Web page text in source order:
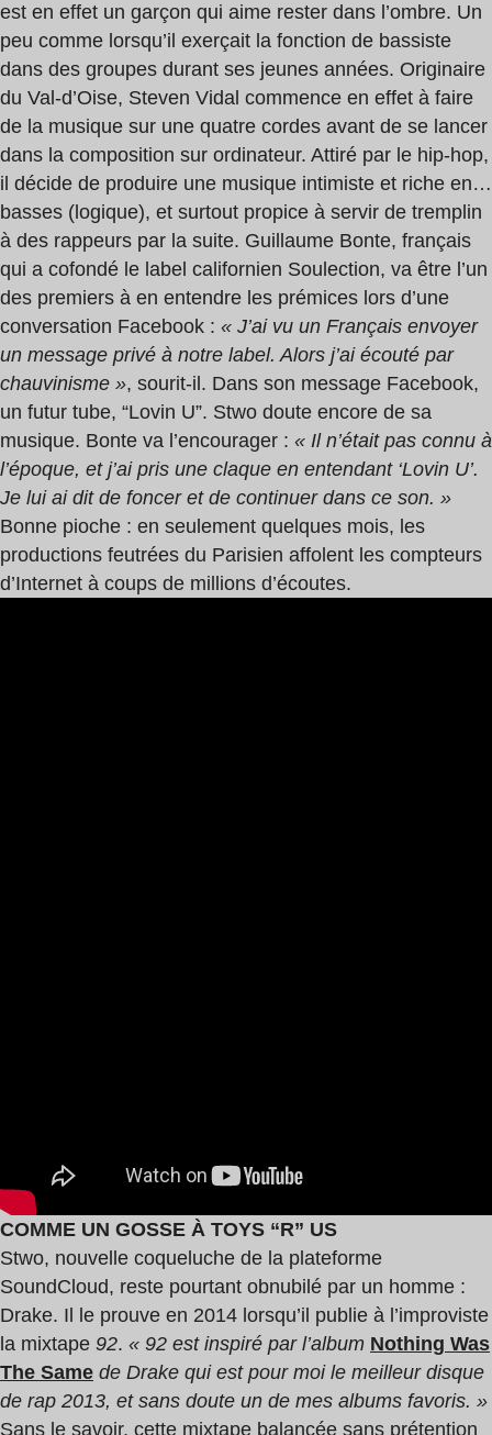
est en effet un garçon qui aime rester dans l’ombre. Un
peu comme lorsqu’il exerçait la fonction de bassiste
dans des groupes durant ses jeunes années. Originaire
du Val-d’Oise, Steven Vidal commence en effet à faire
de la musique sur une quatre cordes avant de se lancer
dans la composition sur ordinateur. Attiré par le hip-hop,
il décide de produire une musique intimiste et riche en…
basses (logique), et surtout propice à servir de tremplin
à des rappeurs par la suite. Guillaume Bonte, français
qui a cofondé le label californien Soulection, va être l’un
des premiers à en entendre les prémices lors d’une
conversation Facebook : « J’ai vu un Français envoyer
un message privé à notre label. Alors j’ai écouté par
chauvinisme », sourit-il. Dans son message Facebook,
un futur tube, “Lovin U”. Stwo doute encore de sa
musique. Bonte va l’encourager : « Il n’était pas connu à
l’époque, et j’ai pris une claque en entendant ‘Lovin U’.
Je lui ai dit de foncer et de continuer dans ce son. »
Bonne pioche : en seulement quelques mois, les
productions feutrées du Parisien affolent les compteurs
d’Internet à coups de millions d’écoutes.
COMME UN GOSSE À TOYS “R” US
Stwo, nouvelle coqueluche de la plateforme
SoundCloud, reste pourtant obnubilé par un homme :
Drake. Il le prouve en 2014 lorsqu’il publie à l’improviste
la mixtape 92. « 92 est inspiré par l’album Nothing Was
The Same de Drake qui est pour moi le meilleur disque
de rap 2013, et sans doute un de mes albums favoris. »
Sans le savoir, cette mixtape balancée sans prétention